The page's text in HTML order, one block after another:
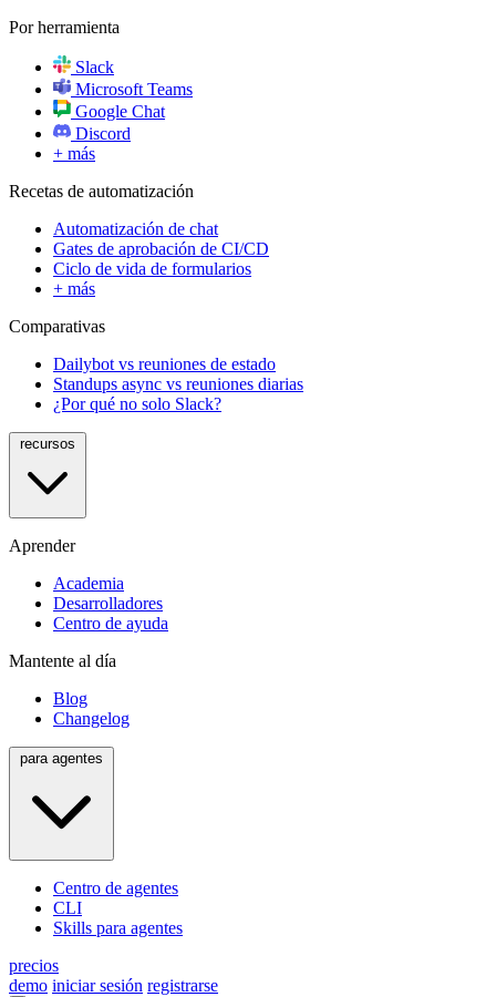
Por herramienta
Slack
Microsoft Teams
Google Chat
Discord
+ más
Recetas de automatización
Automatización de chat
Gates de aprobación de CI/CD
Ciclo de vida de formularios
+ más
Comparativas
Dailybot vs reuniones de estado
Standups async vs reuniones diarias
¿Por qué no solo Slack?
Aprender
Academia
Desarrolladores
Centro de ayuda
Mantente al día
Blog
Changelog
Centro de agentes
CLI
Skills para agentes
precios
demo iniciar sesión registrarse